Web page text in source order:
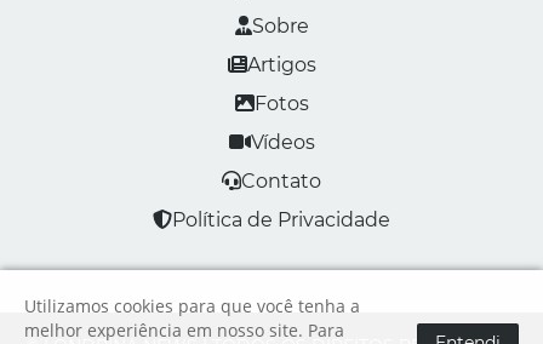
Sobre
Artigos
Fotos
Vídeos
Contato
Política de Privacidade
Utilizamos cookies para que você tenha a
melhor experiência em nosso site. Para